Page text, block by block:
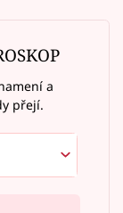
a
přejí.